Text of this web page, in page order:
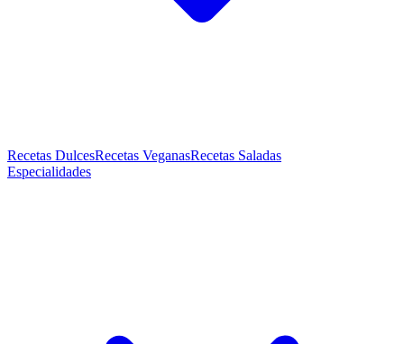
Recetas DulcesRecetas VeganasRecetas Saladas
Especialidades